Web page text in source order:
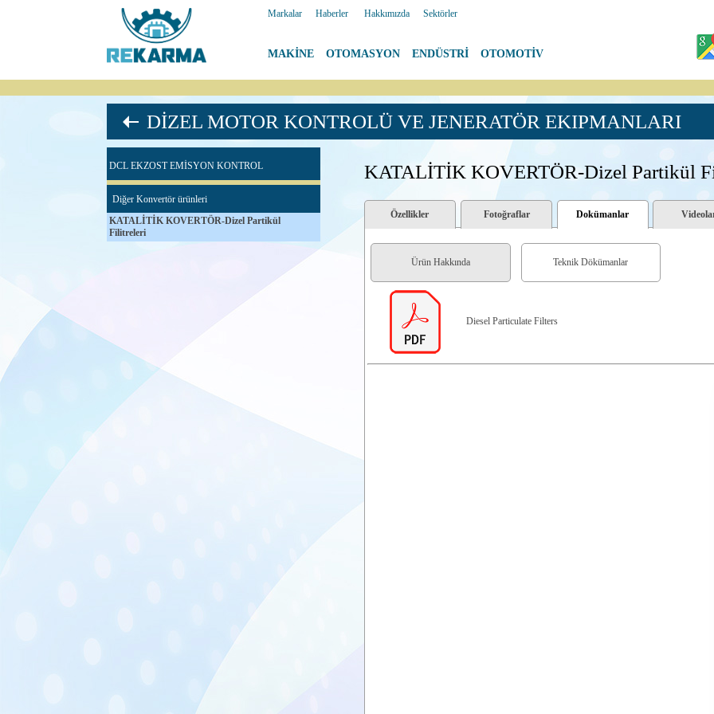
Markalar Haberler Hakkımızda Sektörler
MAKİNE OTOMASYON ENDÜSTRİ OTOMOTİV
DİZEL MOTOR KONTROLÜ VE JENERATÖR EKIPMANLARI
DCL EKZOST EMİSYON KONTROL
Diğer Konvertör ürünleri
KATALİTİK KOVERTÖR-Dizel Partikül
Filitreleri
KATALİTİK KOVERTÖR-Dizel Partikül
Özellikler Fotoğraflar Dokümanlar
Ürün Hakkında Teknik Dökümanlar
Diesel Particulate Filters